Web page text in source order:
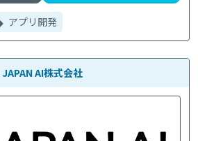
アプリ開発
JAPAN AI株式会社